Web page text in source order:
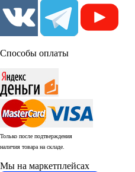
Способы оплаты
Только после подтверждения
наличия товара на складе.
Мы на маркетплейсах